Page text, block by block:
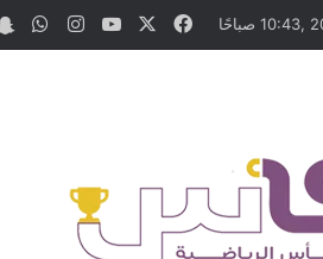
فيسبوك ‫YouTubeانستقرام